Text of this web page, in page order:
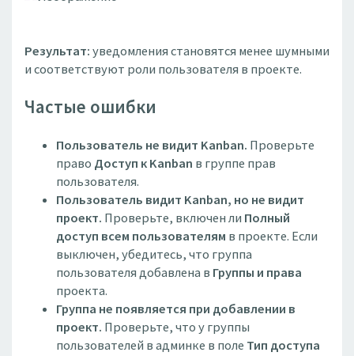
Результат:уведомления становятся менее шумными
и соответствуют роли пользователя в проекте.
Частые ошибки
Пользователь не видит Kanban. Проверьте
право Доступ к Kanban в группе прав
пользователя.
Пользователь видит Kanban, но не видит
проект. Проверьте, включен ли Полный
доступ всем пользователям в проекте. Если
выключен, убедитесь, что группа
пользователя добавлена в Группы и права
проекта.
Группа не появляется при добавлении в
проект. Проверьте, что у группы
пользователей в админке в поле Тип доступа